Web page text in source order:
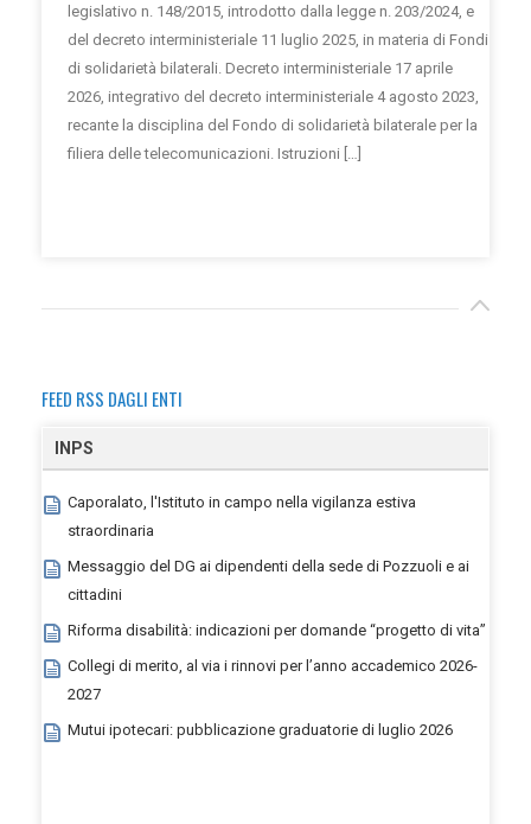
legislativo n. 148/2015, introdotto dalla legge n. 203/2024, e
del decreto interministeriale 11 luglio 2025, in materia di Fondi
di solidarietà bilaterali. Decreto interministeriale 17 aprile
2026, integrativo del decreto interministeriale 4 agosto 2023,
recante la disciplina del Fondo di solidarietà bilaterale per la
filiera delle telecomunicazioni. Istruzioni […]
FEED RSS DAGLI ENTI
INPS
Caporalato, l'Istituto in campo nella vigilanza estiva
straordinaria
Messaggio del DG ai dipendenti della sede di Pozzuoli e ai
cittadini
Riforma disabilità: indicazioni per domande “progetto di vita”
Collegi di merito, al via i rinnovi per l’anno accademico 2026-
2027
Mutui ipotecari: pubblicazione graduatorie di luglio 2026